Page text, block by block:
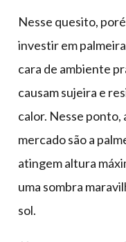
Nesse quesito,
investir em
cara de ambiente
causam sujeira e
calor. Nesse ponto,
mercado são a
atingem altura
uma sombra
sol.